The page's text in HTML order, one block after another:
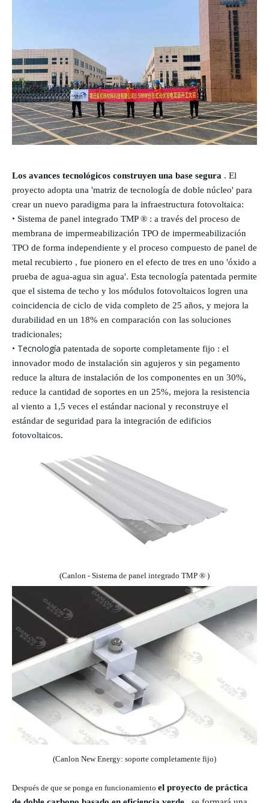
Los avances tecnológicos construyen una base segura . El
proyecto adopta una 'matriz de tecnología de doble núcleo' para
crear un nuevo paradigma para la infraestructura fotovoltaica:
• Sistema de panel integrado TMP® : a través del proceso de
membrana de impermeabilización TPO de impermeabilización
TPO de forma independiente y el proceso compuesto de panel de
metal recubierto , fue pionero en el efecto de tres en uno 'óxido a
prueba de agua-agua sin agua'. Esta tecnología patentada permite
que el sistema de techo y los módulos fotovoltaicos logren una
coincidencia de ciclo de vida completo de 25 años, y mejora la
durabilidad en un 18% en comparación con las soluciones
tradicionales;
• Tecnología patentada de soporte completamente fijo : el
innovador modo de instalación sin agujeros y sin pegamento
reduce la altura de instalación de los componentes en un 30%,
reduce la cantidad de soportes en un 25%, mejora la resistencia
al viento a 1,5 veces el estándar nacional y reconstruye el
estándar de seguridad para la integración de edificios
fotovoltaicos.
(Canlon - Sistema de panel integrado TMP ® )
(Canlon New Energy: soporte completamente fijo)
Después de que se ponga en funcionamiento el proyecto de práctica